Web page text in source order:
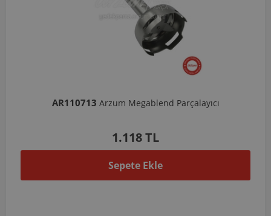
AR110713 Arzum Megablend Parçalayıcı
1.118 TL
Sepete Ekle